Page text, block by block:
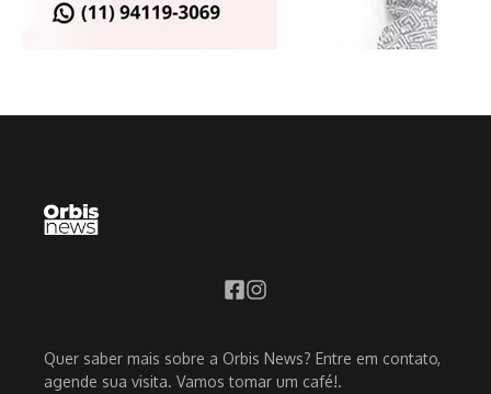
Quer saber mais sobre a Orbis News? Entre em contato,
agende sua visita. Vamos tomar um café!.